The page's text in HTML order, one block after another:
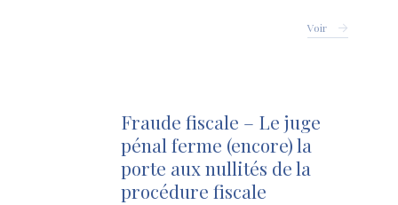
Voir
Fraude fiscale – Le juge
pénal ferme (encore) la
porte aux nullités de la
procédure fiscale